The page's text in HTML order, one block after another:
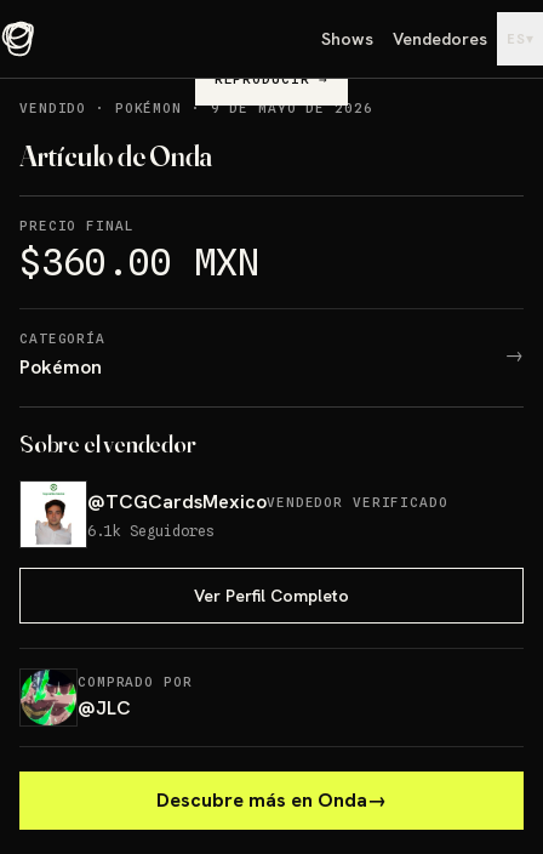
Shows Vendedores ES ▾
REPRODUCIR→
VENDIDO
· POKÉMON ·9 DE MAYO DE 2026
Artículo de Onda
PRECIO FINAL
$360.00 MXN
CATEGORÍA
Pokémon →
Sobre el vendedor
@TCGCardsMexicoVENDEDOR VERIFICADO
6.1k Seguidores
Ver Perfil Completo
COMPRADO POR
@JLC
Descubre más en Onda→